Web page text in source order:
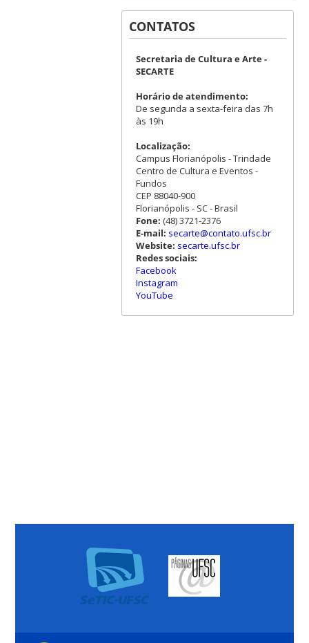
CONTATOS
Secretaria de Cultura e Arte -
SECARTE
Horário de atendimento:
De segunda a sexta-feira das 7h
às 19h
Localização:
Campus Florianópolis - Trindade
Centro de Cultura e Eventos -
Fundos
CEP 88040-900
Florianópolis - SC - Brasil
Fone: (48) 3721-2376
E-mail: secarte@contato.ufsc.br
Website: secarte.ufsc.br
Redes sociais:
Facebook
Instagram
YouTube